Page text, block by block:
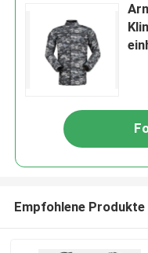
Empfohlene Produkte